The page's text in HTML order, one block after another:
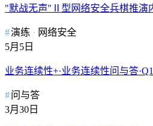
​"默战无声"Ⅱ型网络安全兵棋推演
演练
网络安全
5月5日
业务连续性+·业务连续性问与答
问与答
3月30日